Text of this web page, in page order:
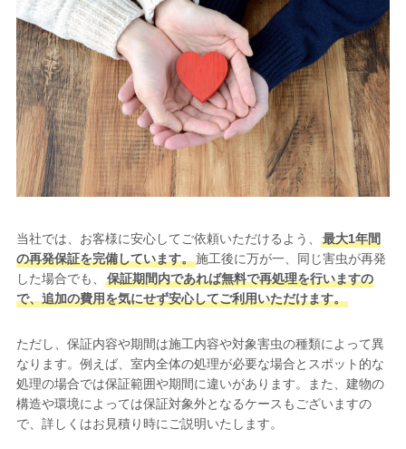
当社では、お客様に安心してご依頼いただけるよう、
最大1年間
の再発保証を完備しています。施工後に万が一、同じ害虫が再発
した場合でも、
保証期間内であれば無料で再処理を行いますの
で、追加の費用を気にせず安心してご利用いただけます。
ただし、保証内容や期間は施工内容や対象害虫の種類によって異
なります。例えば、室内全体の処理が必要な場合とスポット的な
処理の場合では保証範囲や期間に違いがあります。また、建物の
構造や環境によっては保証対象外となるケースもございますの
で、詳しくはお見積り時にご説明いたします。